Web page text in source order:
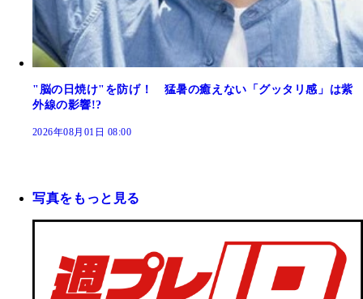
"脳の日焼け"を防げ！ 猛暑の癒えない「グッタリ感」は紫
外線の影響!?
2026年08月01日 08:00
写真をもっと見る